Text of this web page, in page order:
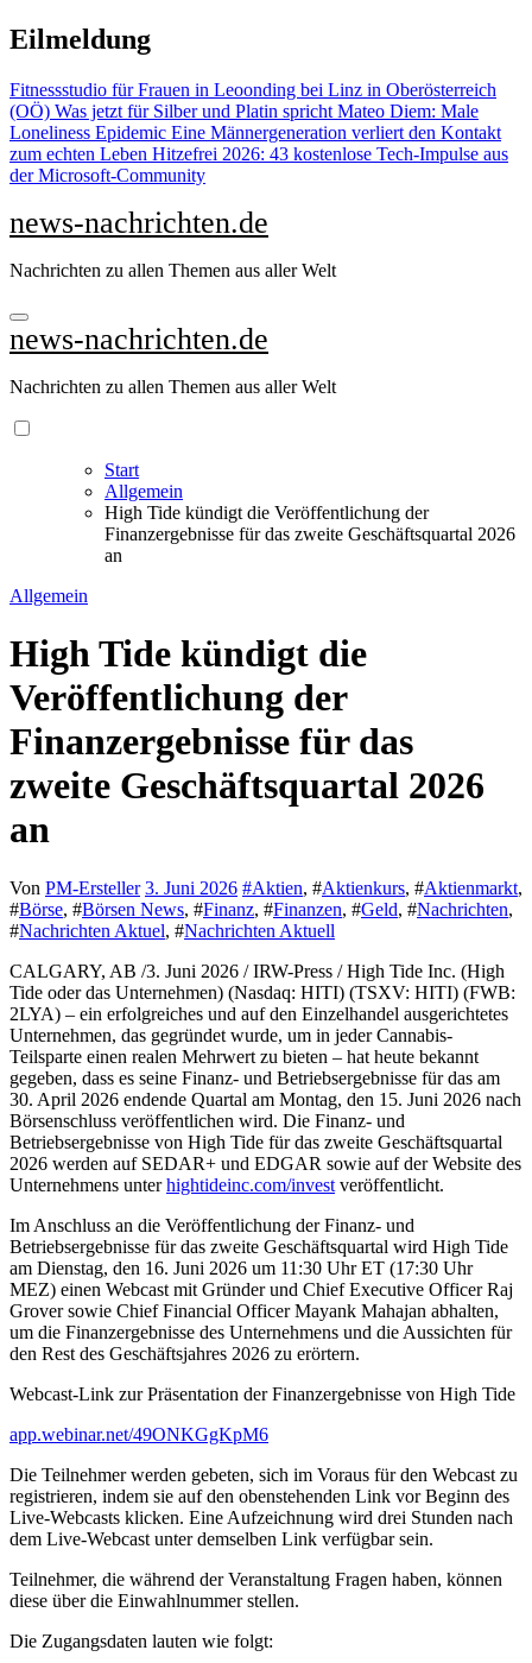
Zu
Inhalten
Eilmeldung
Fitnessstudio für Frauen in Leoonding bei Linz in Oberösterreich
(OÖ) Was jetzt für Silber und Platin spricht Mateo Diem: Male
Loneliness Epidemic Eine Männergeneration verliert den Kontakt
zum echten Leben Hitzefrei 2026: 43 kostenlose Tech-Impulse aus
der Microsoft-Community
news-nachrichten.de
Nachrichten zu allen Themen aus aller Welt
news-nachrichten.de
Nachrichten zu allen Themen aus aller Welt
Start
Allgemein
High Tide kündigt die Veröffentlichung der
Finanzergebnisse für das zweite Geschäftsquartal 2026
an
Allgemein
High Tide kündigt die
Veröffentlichung der
Finanzergebnisse für das
zweite Geschäftsquartal 2026
an
Von PM-Ersteller 3. Juni 2026 #Aktien, #Aktienkurs, #Aktienmarkt,
#Börse, #Börsen News, #Finanz, #Finanzen, #Geld, #Nachrichten,
#Nachrichten Aktuel, #Nachrichten Aktuell
CALGARY, AB /3. Juni 2026 / IRW-Press / High Tide Inc. (High
Tide oder das Unternehmen) (Nasdaq: HITI) (TSXV: HITI) (FWB:
2LYA) – ein erfolgreiches und auf den Einzelhandel ausgerichtetes
Unternehmen, das gegründet wurde, um in jeder Cannabis-
Teilsparte einen realen Mehrwert zu bieten – hat heute bekannt
gegeben, dass es seine Finanz- und Betriebsergebnisse für das am
30. April 2026 endende Quartal am Montag, den 15. Juni 2026 nach
Börsenschluss veröffentlichen wird. Die Finanz- und
Betriebsergebnisse von High Tide für das zweite Geschäftsquartal
2026 werden auf SEDAR+ und EDGAR sowie auf der Website des
Unternehmens unterhightideinc.com/invest veröffentlicht.
Im Anschluss an die Veröffentlichung der Finanz- und
Betriebsergebnisse für das zweite Geschäftsquartal wird High Tide
am Dienstag, den 16. Juni 2026 um 11:30 Uhr ET (17:30 Uhr
MEZ) einen Webcast mit Gründer und Chief Executive Officer Raj
Grover sowie Chief Financial Officer Mayank Mahajan abhalten,
um die Finanzergebnisse des Unternehmens und die Aussichten für
den Rest des Geschäftsjahres 2026 zu erörtern.
Webcast-Link zur Präsentation der Finanzergebnisse von High Tide
app.webinar.net/49ONKGgKpM6
Die Teilnehmer werden gebeten, sich im Voraus für den Webcast zu
registrieren, indem sie auf den obenstehenden Link vor Beginn des
Live-Webcasts klicken. Eine Aufzeichnung wird drei Stunden nach
dem Live-Webcast unter demselben Link verfügbar sein.
Teilnehmer, die während der Veranstaltung Fragen haben, können
diese über die Einwahlnummer stellen.
Die Zugangsdaten lauten wie folgt: